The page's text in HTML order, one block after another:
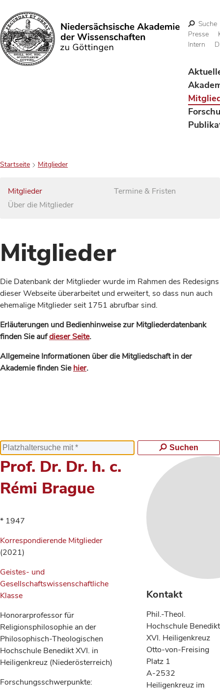
Suchen
Suche
Presse
Intern
Startseite Mitglieder
Mitglieder
Über die Mitglieder
Termine & Fristen
Mitglieder
Die Datenbank der Mitglieder wurde im Rahmen des Redesigns
dieser Webseite überarbeitet und erweitert, so dass nun auch
ehemalige Mitglieder seit 1751 abrufbar sind.
Erläuterungen und Bedienhinweise zur Mitgliederdatenbank
finden Sie aufdieser Seite.
Allgemeine Informationen über die Mitgliedschaft in der
Akademie finden Siehier.
Suchen
Prof. Dr. Dr. h. c.
Rémi Brague
* 1947
Korrespondierende Mitglieder
(2021)
Geistes- und
Gesellschaftswissenschaftliche
Klasse
Honorarprofessor für
Religionsphilosophie an der
Philosophisch-Theologischen
Hochschule Benedikt XVI. in
Heiligenkreuz (Niederösterreich)
Forschungsschwerpunkte:
Kontakt
Phil.-Theol.
Hochschule Benedikt
XVI. Heiligenkreuz
Otto-von-Freising
Platz 1
A-2532
Heiligenkreuz im